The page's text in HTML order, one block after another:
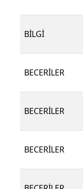
BİLGİ
BECERİLER
BECERİLER
BECERİLER